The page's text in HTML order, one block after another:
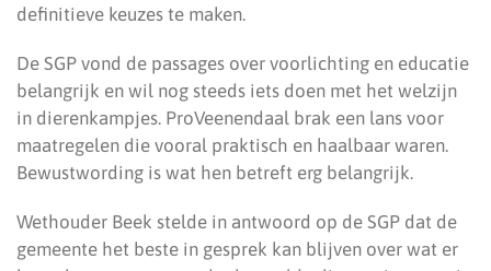
definitieve keuzes te maken.
De SGP vond de passages over voorlichting en educatie
belangrijk en wil nog steeds iets doen met het welzijn
in dierenkampjes. ProVeenendaal brak een lans voor
maatregelen die vooral praktisch en haalbaar waren.
Bewustwording is wat hen betreft erg belangrijk.
Wethouder Beek stelde in antwoord op de SGP dat de
gemeente het beste in gesprek kan blijven over wat er